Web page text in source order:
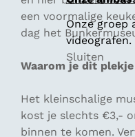
Onze groep
videografen.
Sluiten
een voormalige
dag het
Waarom je dit
Het kleinschalige
kost je slechts €3,-
binnen te komen.